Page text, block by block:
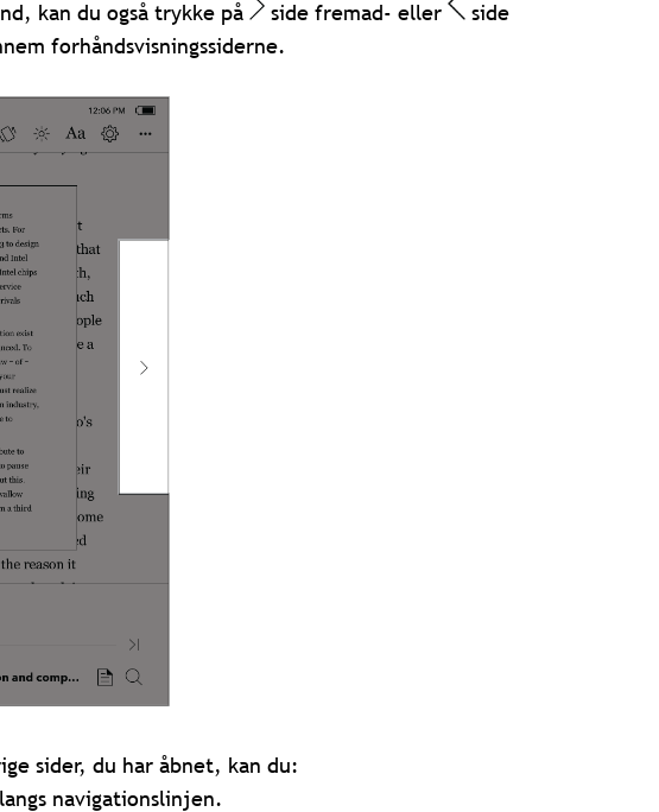
kan du også trykke på side fremad- eller
side
forhåndsvisningssiderne.
sider, du har åbnet, kan du:
navigationslinjen.